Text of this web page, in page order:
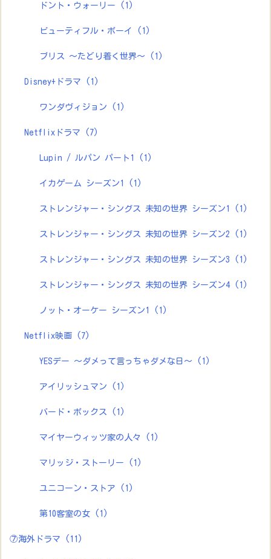
ドント・ウォーリー (1)
ビューティフル・ボーイ (1)
ブリス ～たどり着く世界～ (1)
Disney+ドラマ (1)
ワンダヴィジョン (1)
Netflixドラマ (7)
Lupin / ルパン パート1 (1)
イカゲーム シーズン1 (1)
ストレンジャー・シングス 未知の世界 シーズン1 (1)
ストレンジャー・シングス 未知の世界 シーズン2 (1)
ストレンジャー・シングス 未知の世界 シーズン3 (1)
ストレンジャー・シングス 未知の世界 シーズン4 (1)
ノット・オーケー シーズン1 (1)
Netflix映画 (7)
YESデー ～ダメって言っちゃダメな日～ (1)
アイリッシュマン (1)
バード・ボックス (1)
マイヤーウィッツ家の人々 (1)
マリッジ・ストーリー (1)
ユニコーン・ストア (1)
第10客室の女 (1)
⑦海外ドラマ (11)